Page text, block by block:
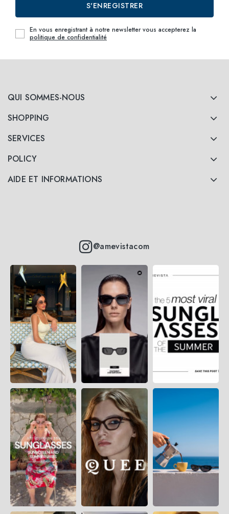
QUI SOMMES-NOUS
SHOPPING
SERVICES
POLICY
AIDE ET INFORMATIONS
@amevistacom
S'ENREGISTRER
En vous enregistrant à notre newsletter vous accepterez la
politique de confidentialité